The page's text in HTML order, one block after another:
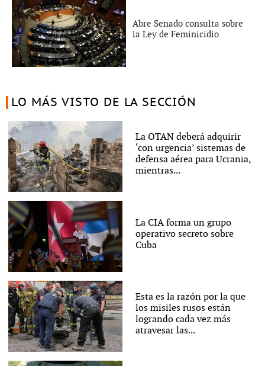
Abre Senado consulta sobre
la Ley de Feminicidio
LO MÁS VISTO DE LA SECCIÓN
La OTAN deberá adquirir
‘con urgencia’ sistemas de
defensa aérea para Ucrania,
mientras...
La CIA forma un grupo
operativo secreto sobre
Cuba
Esta es la razón por la que
los misiles rusos están
logrando cada vez más
atravesar las...